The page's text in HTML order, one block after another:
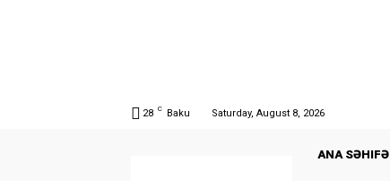
28 C Baku Saturday, August 8, 2026
ANA SƏHIFƏ